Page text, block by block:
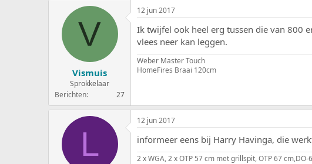
V
Vismuis
Sprokkelaar
Berichten
27
12 jun 2017
Ik twijfel ook heel erg tussen die van 800
vlees neer kan leggen.
Weber Master Touch
HomeFires Braai 120cm
L
12 jun 2017
informeer eens bij Harry Havinga, die
2 x WGA, 2 x OTP 57 cm met grillspit, OTP 67